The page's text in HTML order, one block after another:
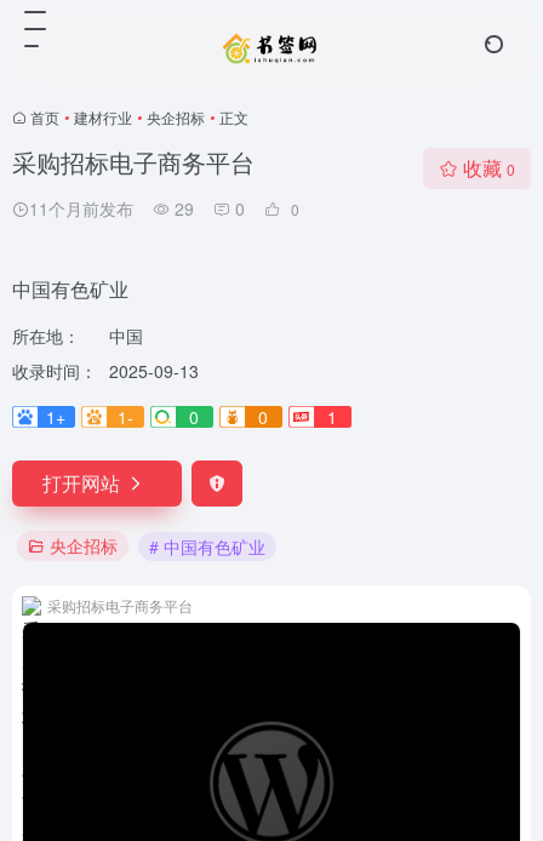
首页 • 建材行业 • 央企招标 • 正文
采购招标电子商务平台
11个月前发布 29 0 0
收藏 0
中国有色矿业
所在地：
中国
收录时间：
2025-09-13
1+
1- 0 0 1
打开网站
央企招标 # 中国有色矿业
采购招标电子商务平台